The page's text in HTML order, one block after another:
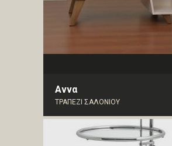
Αννα
ΤΡΑΠΕΖΙ ΣΑΛΟΝΙΟΥ